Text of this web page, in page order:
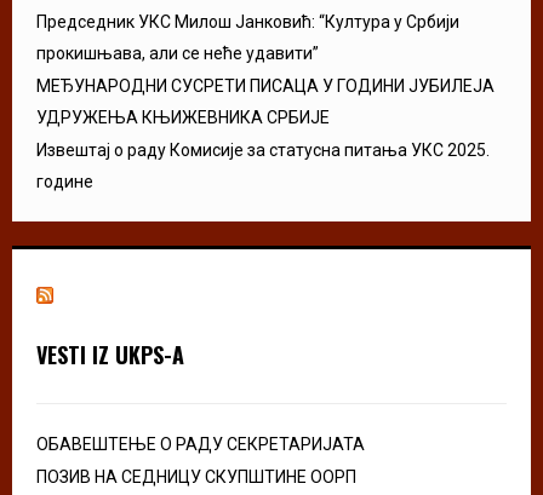
Председник УКС Милош Јанковић: “Култура у Србији
прокишњава, али се неће удавити”
МЕЂУНАРОДНИ СУСРЕТИ ПИСАЦА У ГОДИНИ ЈУБИЛЕЈА
УДРУЖЕЊА КЊИЖЕВНИКА СРБИЈЕ
Извештај о раду Комисије за статусна питања УКС 2025.
године
VESTI IZ UKPS-A
ОБАВЕШТЕЊЕ О РАДУ СЕКРЕТАРИЈАТА
ПОЗИВ НА СЕДНИЦУ СКУПШТИНЕ ООРП